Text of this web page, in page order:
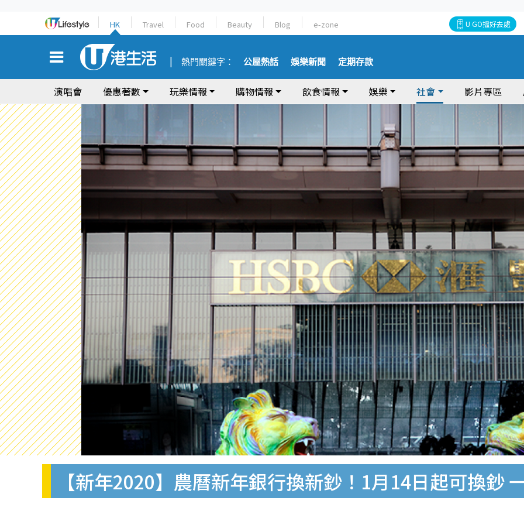
HK Travel Food Beauty Blog e-zone U GO搵好去處
熱門關鍵字： 公屋熱話 娛樂新聞 定期存款
演唱會 優惠著數 玩樂情報 購物情報 飲食情報 娛樂 社會 影片專區
【新年2020】農曆新年銀行換新鈔！1月14日起可換鈔